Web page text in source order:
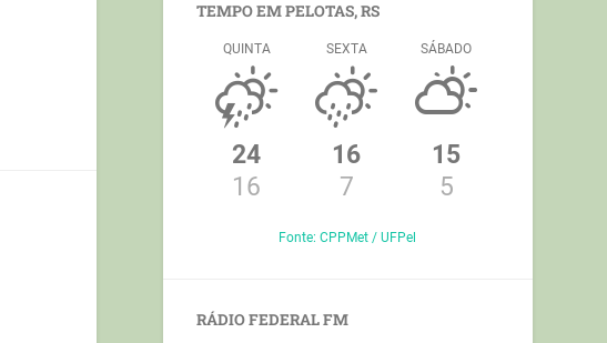
TEMPO EM PELOTAS, RS
QUINTA
24
16
SEXTA
16
7
SÁBADO
15
5
Fonte: CPPMet / UFPel
RÁDIO FEDERAL FM